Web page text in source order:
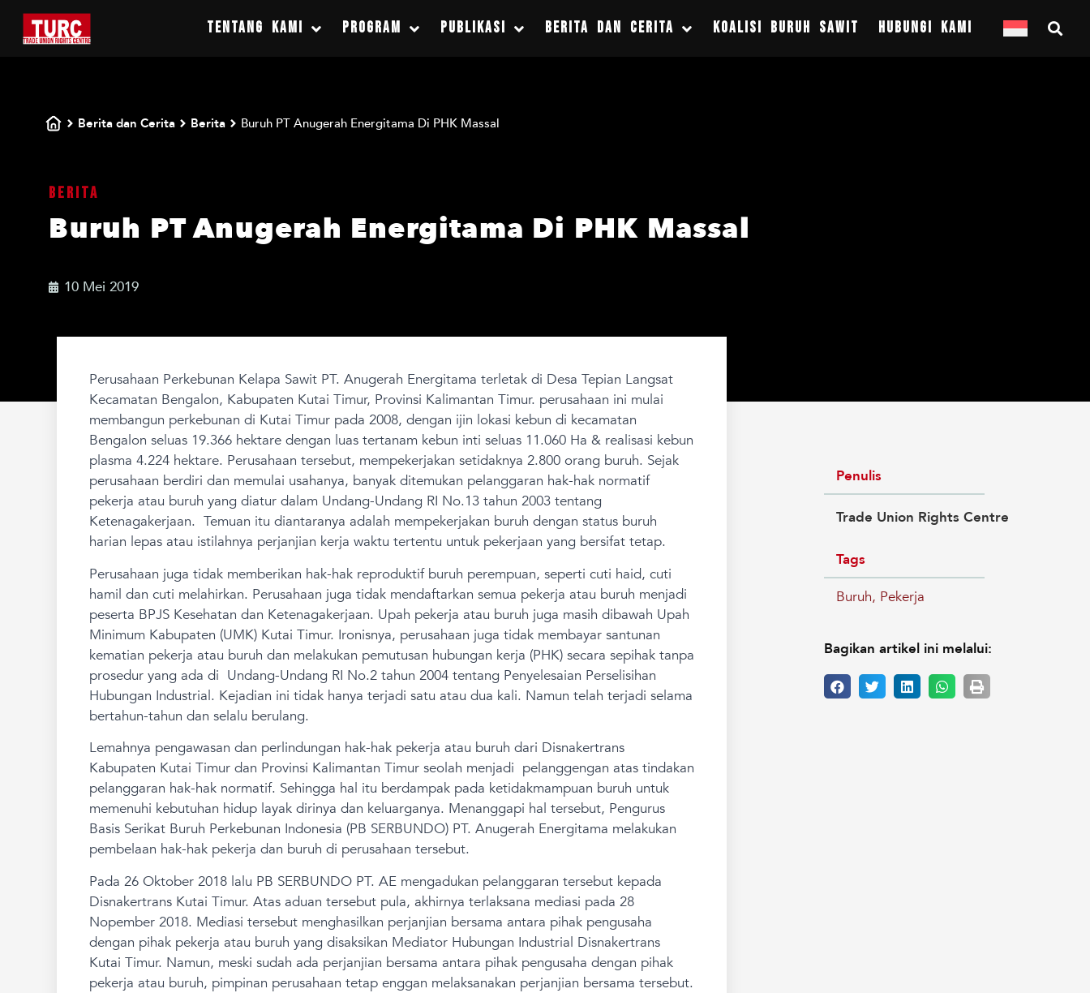
TENTANG KAMI PROGRAM PUBLIKASI BERITA DAN CERITA KOALISI BURUH SAWIT HUBUNGI KAMI
Berita dan Cerita Berita Buruh PT Anugerah Energitama Di PHK Massal
Berita
Buruh PT Anugerah Energitama Di PHK Massal
10 Mei 2019
Perusahaan Perkebunan Kelapa Sawit PT. Anugerah Energitama terletak di Desa Tepian Langsat
Kecamatan Bengalon, Kabupaten Kutai Timur, Provinsi Kalimantan Timur. perusahaan ini mulai
membangun perkebunan di Kutai Timur pada 2008, dengan ijin lokasi kebun di kecamatan
Bengalon seluas 19.366 hektare dengan luas tertanam kebun inti seluas 11.060 Ha & realisasi kebun
plasma 4.224 hektare. Perusahaan tersebut, mempekerjakan setidaknya 2.800 orang buruh. Sejak
perusahaan berdiri dan memulai usahanya, banyak ditemukan pelanggaran hak-hak normatif
pekerja atau buruh yang diatur dalam Undang-Undang RI No.13 tahun 2003 tentang
Ketenagakerjaan. Temuan itu diantaranya adalah mempekerjakan buruh dengan status buruh
harian lepas atau istilahnya perjanjian kerja waktu tertentu untuk pekerjaan yang bersifat tetap.
Perusahaan juga tidak memberikan hak-hak reproduktif buruh perempuan, seperti cuti haid, cuti
hamil dan cuti melahirkan. Perusahaan juga tidak mendaftarkan semua pekerja atau buruh menjadi
peserta BPJS Kesehatan dan Ketenagakerjaan. Upah pekerja atau buruh juga masih dibawah Upah
Minimum Kabupaten (UMK) Kutai Timur. Ironisnya, perusahaan juga tidak membayar santunan
kematian pekerja atau buruh dan melakukan pemutusan hubungan kerja (PHK) secara sepihak tanpa
prosedur yang ada di Undang-Undang RI No.2 tahun 2004 tentang Penyelesaian Perselisihan
Hubungan Industrial. Kejadian ini tidak hanya terjadi satu atau dua kali. Namun telah terjadi selama
bertahun-tahun dan selalu berulang.
Lemahnya pengawasan dan perlindungan hak-hak pekerja atau buruh dari Disnakertrans
Kabupaten Kutai Timur dan Provinsi Kalimantan Timur seolah menjadi pelanggengan atas tindakan
pelanggaran hak-hak normatif. Sehingga hal itu berdampak pada ketidakmampuan buruh untuk
memenuhi kebutuhan hidup layak dirinya dan keluarganya. Menanggapi hal tersebut, Pengurus
Basis Serikat Buruh Perkebunan Indonesia (PB SERBUNDO) PT. Anugerah Energitama melakukan
pembelaan hak-hak pekerja dan buruh di perusahaan tersebut.
Pada 26 Oktober 2018 lalu PB SERBUNDO PT. AE mengadukan pelanggaran tersebut kepada
Disnakertrans Kutai Timur. Atas aduan tersebut pula, akhirnya terlaksana mediasi pada 28
Nopember 2018. Mediasi tersebut menghasilkan perjanjian bersama antara pihak pengusaha
dengan pihak pekerja atau buruh yang disaksikan Mediator Hubungan Industrial Disnakertrans
Kutai Timur. Namun, meski sudah ada perjanjian bersama antara pihak pengusaha dengan pihak
pekerja atau buruh, pimpinan perusahaan tetap enggan melaksanakan perjanjian bersama tersebut.
Penulis
Trade Union Rights Centre
Tags
Buruh, Pekerja
Bagikan artikel ini melalui: